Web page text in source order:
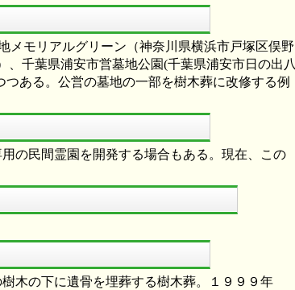
メモリアルグリーン（神奈川県横浜市戸塚区俣野
千葉県浦安市営墓地公園(千葉県浦安市日の出八
ある。公営の墓地の一部を樹木葬に改修する例
の民間霊園を開発する場合もある。現在、この
木の下に遺骨を埋葬する樹木葬。１９９９年